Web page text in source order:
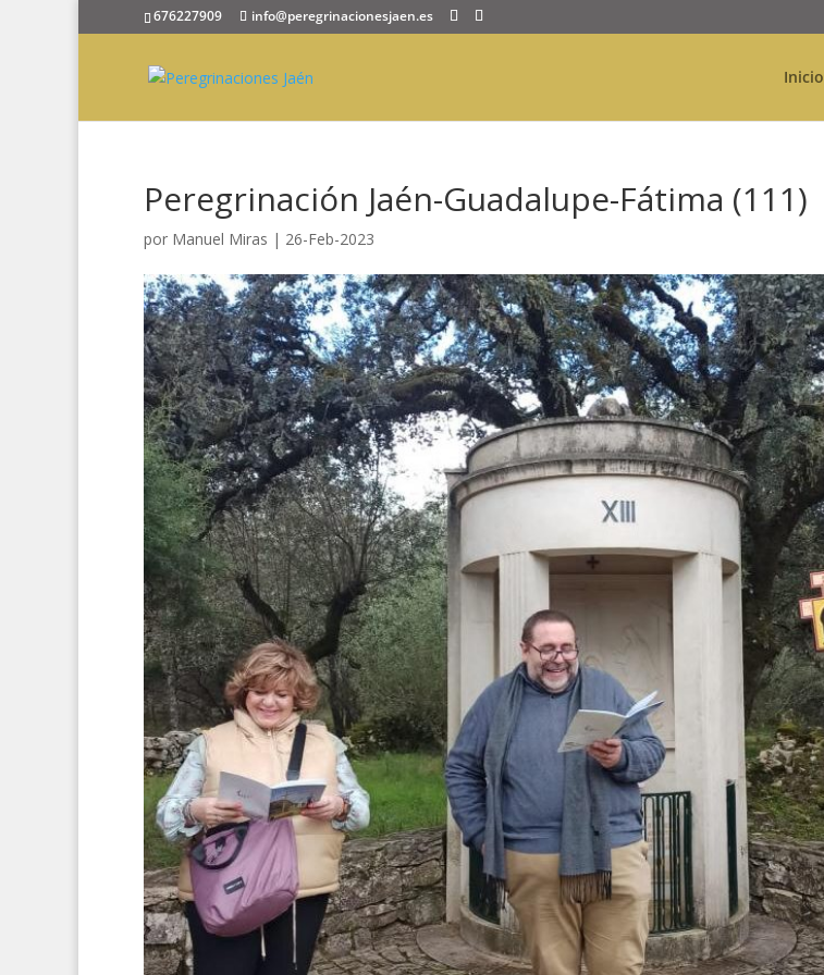
676227909 info@peregrinacionesjaen.es
Inicio
Peregrinación Jaén-Guadalupe-Fátima (111)
por Manuel Miras | 26-Feb-2023